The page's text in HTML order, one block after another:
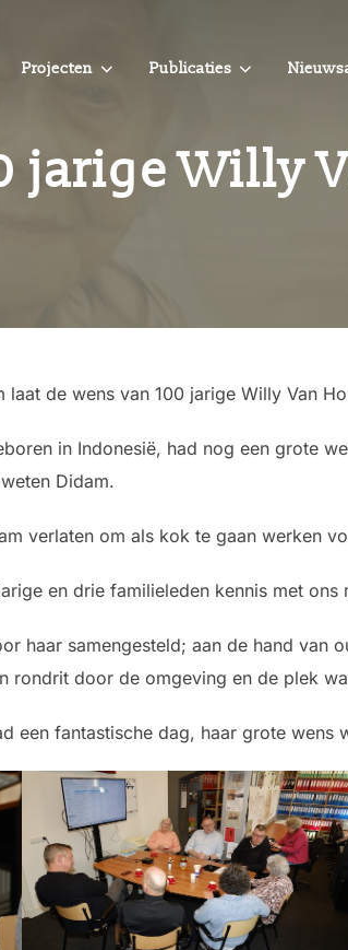
Projecten Publicaties
jarige Willy
laat de wens van 100 jarige Willy Van
in Indonesië, had nog een grote
Didam.
verlaten om als kok te gaan werken
en drie familieleden kennis met ons
haar samengesteld; aan de hand van
rondrit door de omgeving en de plek
een fantastische dag, haar grote wens